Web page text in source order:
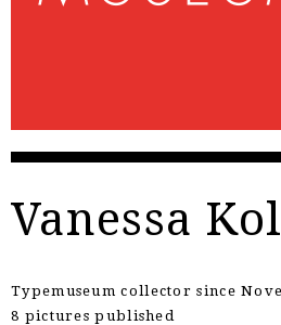
Vanessa
Typemuseum collector since
8 pictures published